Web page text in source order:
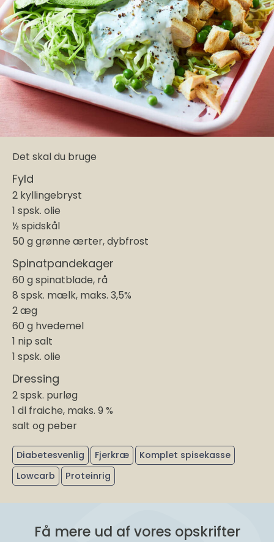
Det skal du bruge
Fyld
2 kyllingebryst
1 spsk. olie
½ spidskål
50 g grønne ærter, dybfrost
Spinatpandekager
60 g spinatblade, rå
8 spsk. mælk, maks. 3,5%
2 æg
60 g hvedemel
1 nip salt
1 spsk. olie
Dressing
2 spsk. purløg
1 dl fraiche, maks. 9 %
salt og peber
Diabetesvenlig Fjerkræ
Komplet spisekasse
Lowcarb
Proteinrig
Få mere ud af vores opskrifter